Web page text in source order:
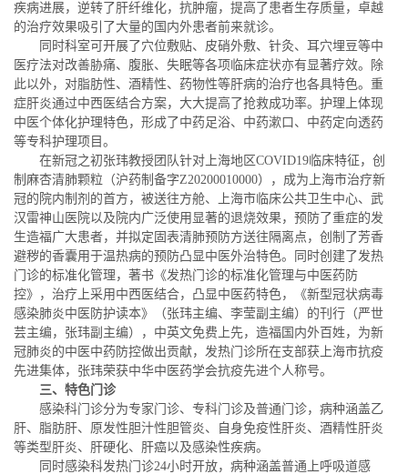
疾病进展，逆转了肝纤维化，抗肿瘤，提高了患者生存质量，卓越
的治疗效果吸引了大量的国内外患者前来就诊。
同时科室可开展了穴位敷贴、皮硝外敷、针灸、耳穴埋豆等中
医疗法对改善胁痛、腹胀、失眠等各项临床症状亦有显著疗效。除
此以外，对脂肪性、酒精性、药物性等肝病的治疗也各具特色。重
症肝炎通过中西医结合方案，大大提高了抢救成功率。护理上体现
中医个体化护理特色，形成了中药足浴、中药漱口、中药定向透药
等专科护理项目。
在新冠之初张玮教授团队针对上海地区COVID19临床特征，创
制麻杏清肺颗粒（沪药制备字Z20200010000），成为上海市治疗新
冠的院内制剂的首方，被送往方舱、上海市临床公共卫生中心、武
汉雷神山医院以及院内广泛使用显著的退烧效果，预防了重症的发
生造福广大患者，并拟定固表清肺预防方送往隔离点，创制了芳香
避秽的香囊用于温热病的预防凸显中医外治特色。同时创建了发热
门诊的标准化管理，著书《发热门诊的标准化管理与中医药防
控》，治疗上采用中西医结合，凸显中医药特色，《新型冠状病毒
感染肺炎中医防护读本》（张玮主编、李莹副主编）的刊行（严世
芸主编，张玮副主编），中英文免费上先，造福国内外百姓，为新
冠肺炎的中医中药防控做出贡献，发热门诊所在支部获上海市抗疫
先进集体，张玮荣获中华中医药学会抗疫先进个人称号。
三、特色门诊
感染科门诊分为专家门诊、专科门诊及普通门诊，病种涵盖乙
肝、脂肪肝、原发性胆汁性胆管炎、自身免疫性肝炎、酒精性肝炎
等类型肝炎、肝硬化、肝癌以及感染性疾病。
同时感染科发热门诊24小时开放，病种涵盖普通上呼吸道感